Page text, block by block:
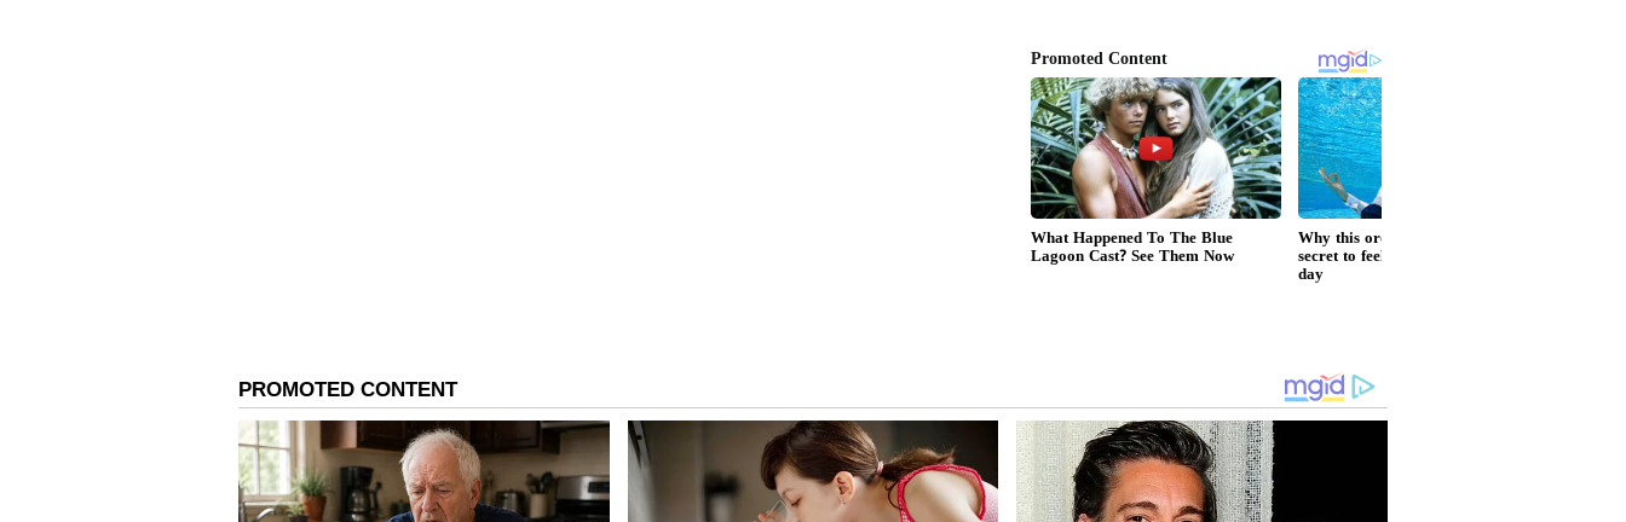
தொடர்ந்து சம்பவ இடத்திற்கு வந்த போலீசார், மின்சாரம் தாக்கி உயிரிழந்த
கொடிவேலின் உடலை மீட்டு ஆத்தூர் அரசு மருத்துவமனைக்கு பிரேத
பரிசோதனைக்காக அனுப்பி வைத்தனர்.பின்னர் இச்சம்பவ தொடர்பாக வழக்கு
பதிந்து விவசாரி சங்கரை கைது செய்தனர்.